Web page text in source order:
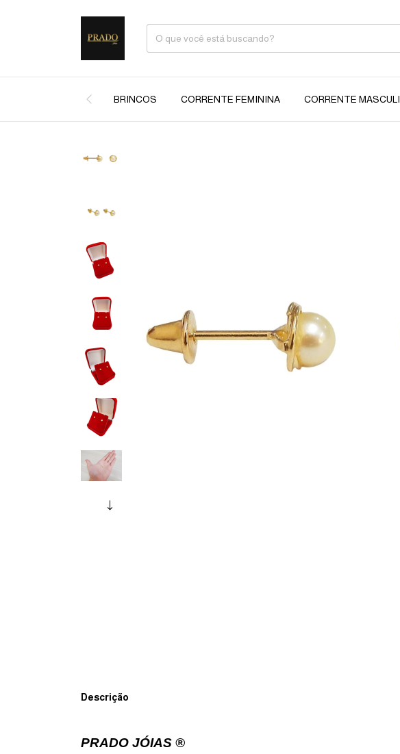
BRINCOS CORRENTE FEMININA CORRENTE
Descrição
PRADO JÓIAS ®